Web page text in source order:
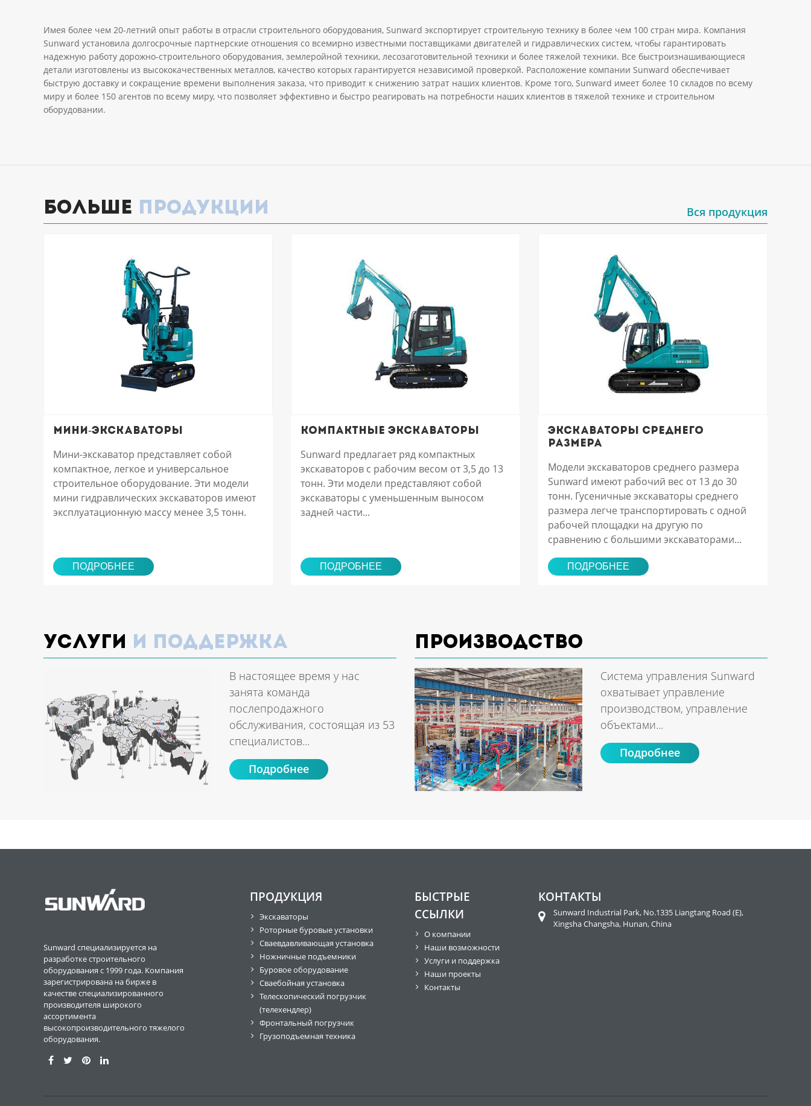
Имея более чем 20-летний опыт работы в отрасли строительного оборудования, Sunward экспортирует строительную технику в более чем 100 стран мира. Компания
Sunward установила долгосрочные партнерские отношения со всемирно известными поставщиками двигателей и гидравлических систем, чтобы гарантировать
надежную работу дорожно-строительного оборудования, землеройной техники, лесозаготовительной техники и более тяжелой техники. Все быстроизнашивающиеся
детали изготовлены из высококачественных металлов, качество которых гарантируется независимой проверкой. Расположение компании Sunward обеспечивает
быструю доставку и сокращение времени выполнения заказа, что приводит к снижению затрат наших клиентов. Кроме того, Sunward имеет более 10 складов по всему
миру и более 150 агентов по всему миру, что позволяет эффективно и быстро реагировать на потребности наших клиентов в тяжелой технике и строительном
оборудовании.
Больше продукции Вся продукция
Мини-экскаваторы
Мини-экскаватор представляет собой
компактное, легкое и универсальное
строительное оборудование. Эти модели
мини гидравлических экскаваторов имеют
эксплуатационную массу менее 3,5 тонн.
ПОДРОБНЕЕ
Компактные экскаваторы
Sunward предлагает ряд компактных
экскаваторов с рабочим весом от 3,5 до 13
тонн. Эти модели представляют собой
экскаваторы с уменьшенным выносом
задней части...
ПОДРОБНЕЕ
Экскаваторы среднего
размера
Модели экскаваторов среднего размера
Sunward имеют рабочий вес от 13 до 30
тонн. Гусеничные экскаваторы среднего
размера легче транспортировать с одной
рабочей площадки на другую по
сравнению с большими экскаваторами...
ПОДРОБНЕЕ
Услуги и поддержка
В настоящее время у нас
занята команда
послепродажного
обслуживания, состоящая из 53
специалистов...
Подробнее
Производство
Система управления Sunward
охватывает управление
производством, управление
объектами...
Подробнее
Sunward специализируется на
разработке строительного
оборудования с 1999 года. Компания
зарегистрирована на бирже в
качестве специализированного
производителя широкого
ассортимента
высокопроизводительного тяжелого
оборудования.
ПРОДУКЦИЯ
Экскаваторы
Роторные буровые установки
Сваевдавливающая установка
Ножничные подъемники
Буровое оборудование
Сваебойная установка
Телескопический погрузчик
(телехендлер)
Фронтальный погрузчик
Грузоподъемная техника
БЫСТРЫЕ
ССЫЛКИ
О компании
Наши возможности
Услуги и поддержка
Наши проекты
Контакты
КОНТАКТЫ
Sunward Industrial Park, No.1335 Liangtang Road (E),
Xingsha Changsha, Hunan, China